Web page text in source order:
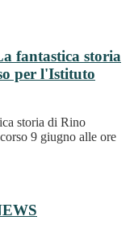
fantastica storia
per l'Istituto
storia di Rino
9 giugno alle ore